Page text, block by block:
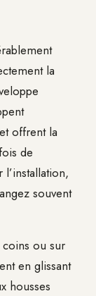
la
offrent la
de
souvent
coins ou sur
en glissant
housses